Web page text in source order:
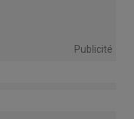
Publicité